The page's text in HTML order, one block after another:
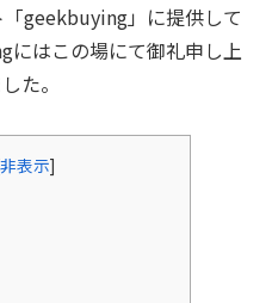
geekbuying」に提供して
にはこの場にて御礼申し上
た。
非表示]